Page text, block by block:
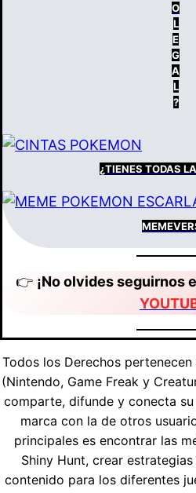
O
L
E
G
A
L
?
¿TIENES TODAS
👉 ¡No olvides seguirnos
Todos los Derechos
(Nintendo, Game Freak y
comparte, difunde y conecta
marca con la de otros
principales es encontrar las
Shiny Hunt, crear
contenido para los diferentes